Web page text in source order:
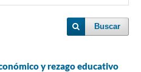
Buscar
y rezago educativo